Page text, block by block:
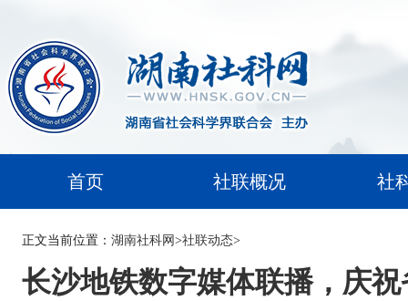
首页 社联概况 社
当前位置： 湖南社科网 >社联动态>
正文
长沙地铁数字媒体联播，庆